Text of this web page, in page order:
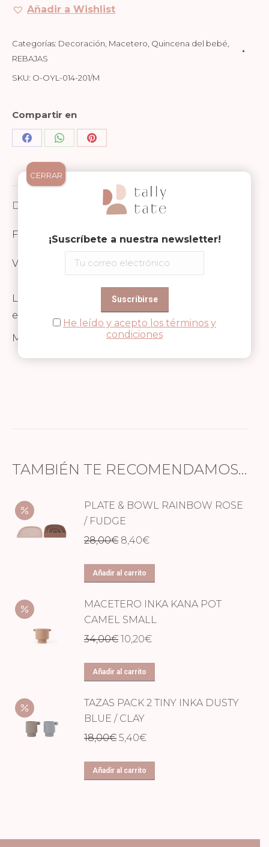
Kana
Anthracite
Medium
cantidad
Añadir a Wishlist
Categorías: Decoración Macetero Quincena del bebé
REBAJAS
SKU: O-OYL-014-201/M
Compartir en
Share
on
Facebook
Share
on
WhatsApp
Share
Pinterest
Descripción
FICHA TÉCNICA Y SEGURIDAD
Valoraciones (0)
Los maceteros la marca OYOY Living Design
están fabricados con 100% cerámica.
Medidas Macetero Mediano: 15 x 16 cm.
TAMBIÉN TE RECOMENDAMOS…
PLATE & BOWL RAINBOW ROSE
/ FUDGE
28,00€ El
original
28,00€.
8,40€El
8,40€.
Añadir al carrito
MACETERO INKA KANA POT
CAMEL SMALL
34,00€ El
original
34,00€.
10,20€El
10,20€.
Añadir al carrito
TAZAS PACK 2 TINY INKA DUSTY
BLUE / CLAY
18,00€ El
original
5,40€El
Añadir al carrito
¡Suscríbete a nuestra newsletter!
He leído y acepto los términos y
condiciones
CERRAR